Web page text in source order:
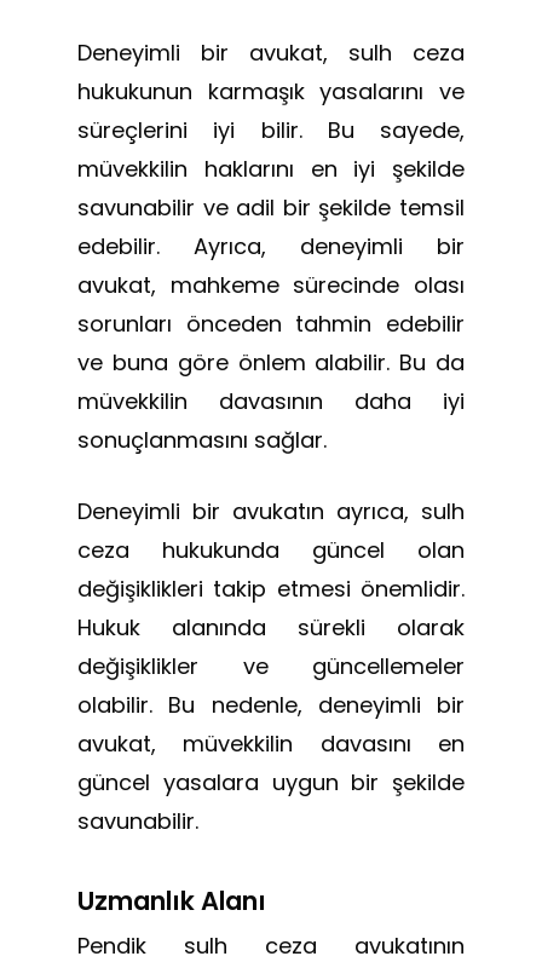
Deneyimli bir avukat, sulh ceza
hukukunun karmaşık yasalarını ve
süreçlerini iyi bilir. Bu sayede,
müvekkilin haklarını en iyi şekilde
savunabilir ve adil bir şekilde temsil
edebilir. Ayrıca, deneyimli bir
avukat, mahkeme sürecinde olası
sorunları önceden tahmin edebilir
ve buna göre önlem alabilir. Bu da
müvekkilin davasının daha iyi
sonuçlanmasını sağlar.
Deneyimli bir avukatın ayrıca, sulh
ceza hukukunda güncel olan
değişiklikleri takip etmesi önemlidir.
Hukuk alanında sürekli olarak
değişiklikler ve güncellemeler
olabilir. Bu nedenle, deneyimli bir
avukat, müvekkilin davasını en
güncel yasalara uygun bir şekilde
savunabilir.
Uzmanlık Alanı
Pendik sulh ceza avukatının